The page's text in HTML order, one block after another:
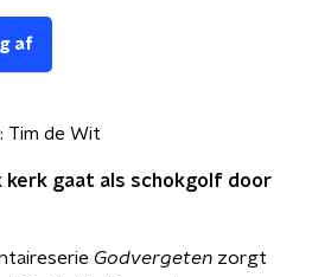
af
Tim de Wit
kerk gaat als schokgolf door
Godvergeten zorgt